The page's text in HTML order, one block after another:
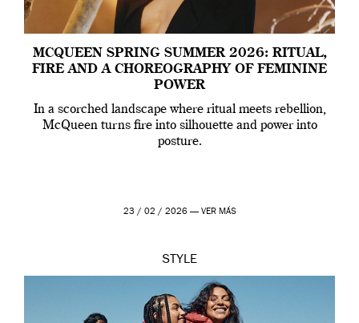
MCQUEEN SPRING SUMMER 2026: RITUAL,
FIRE AND A CHOREOGRAPHY OF FEMININE
POWER
In a scorched landscape where ritual meets rebellion,
McQueen turns fire into silhouette and power into
posture.
23 / 02 / 2026 — VER MÁS
STYLE